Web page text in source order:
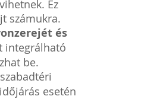
Ez
számukra.
és
integrálható
be.
esetén